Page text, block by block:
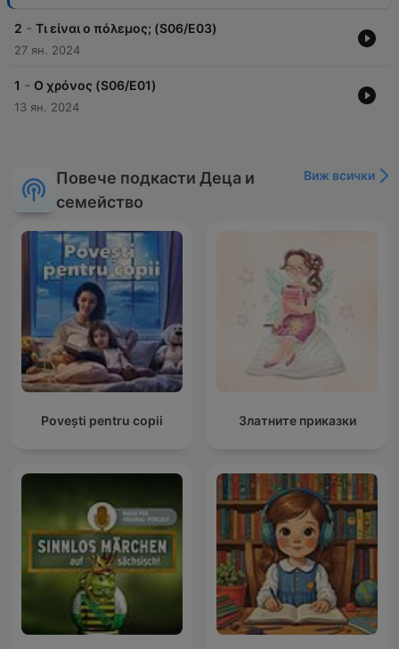
2 - Τι είναι ο πόλεμος; (S06/E03)
27 ян. 2024
1 - Ο χρόνος (S06/E01)
13 ян. 2024
Повече подкасти Деца и
семейство
Виж всички
Povești pentru copii Златните приказки